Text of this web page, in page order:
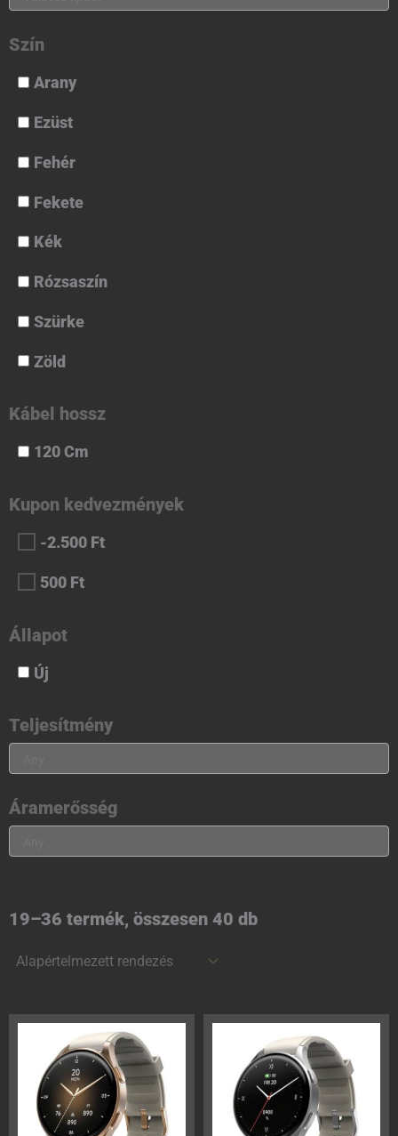
Szín
Arany
Ezüst
Fehér
Fekete
Kék
Rózsaszín
Szürke
Zöld
Kábel hossz
120 Cm
Kupon kedvezmények
-2.500 Ft
500 Ft
Állapot
Új
Teljesítmény
Áramerősség
19–36 termék, összesen 40 db